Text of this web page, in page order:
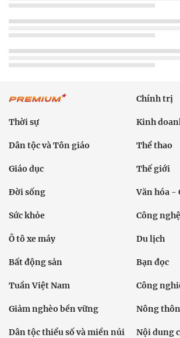
Chính trị
Thời sự Kinh
Dân tộc và Tôn giáo Thể thao
Giáo dục Thế giới
Đời sống Văn hóa -
Sức khỏe Công nghệ
Ô tô xe máy Du lịch
Bất động sản Bạn đọc
Tuần Việt Nam Công
Giảm nghèo bền vững Nông
Dân tộc thiểu số và miền núi Nội dung